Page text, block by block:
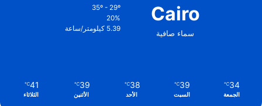
Cairo
سماء صافية
35º - 29º
20%
5.39 كيلومتر/ساعة
34
℃
الجمعة
39
℃
السبت
38
℃
الأحد
39
℃
الأثنين
41
℃
الثلاثاء